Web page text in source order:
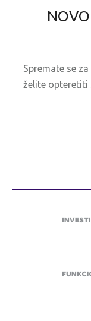
Spremate se
želite opteretiti